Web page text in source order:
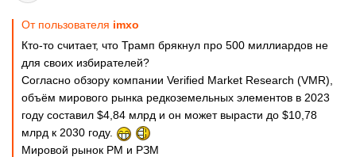
От пользователя imxo
Кто-то считает, что Трамп брякнул про 500 миллиардов не
для своих избирателей?
Согласно обзору компании Verified Market Research (VMR),
объём мирового рынка редкоземельных элементов в 2023
году составил $4,84 млрд и он может вырасти до $10,78
млрд к 2030 году.
Мировой рынок РМ и РЗМ